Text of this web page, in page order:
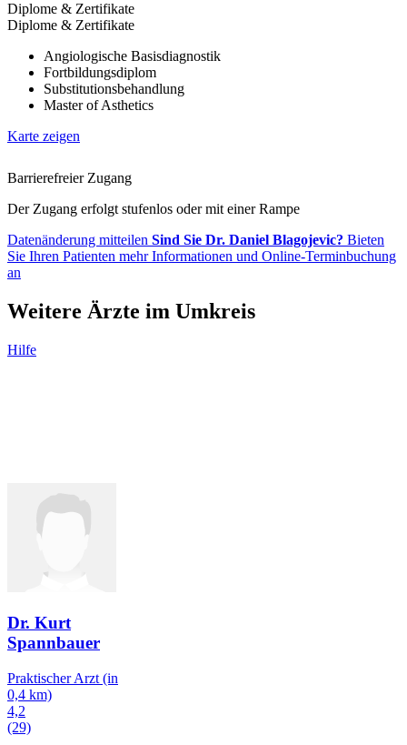
Diplome & Zertifikate
Diplome & Zertifikate
Angiologische Basisdiagnostik
Fortbildungsdiplom
Substitutionsbehandlung
Master of Asthetics
Karte zeigen
Barrierefreier Zugang
Der Zugang erfolgt stufenlos oder mit einer Rampe
Datenänderung mitteilen Sind Sie Dr. Daniel Blagojevic? Bieten
Sie Ihren Patienten mehr Informationen und Online-Terminbuchung
an
Weitere Ärzte im Umkreis
Hilfe
Dr. Kurt
Spannbauer
Praktischer Arzt (in
0,4 km)
4,2
(29)